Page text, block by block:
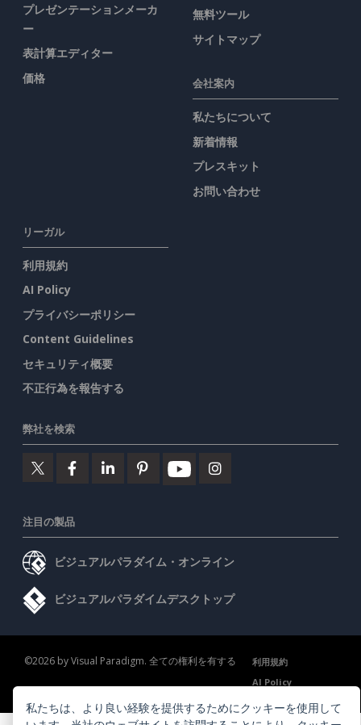
プレゼンテーションメーカ
ー
表計算エディター
価格
無料ツール
サイトマップ
会社案内
私たちについて
新着情報
プレスキット
お問い合わせ
リーガル
利用規約
AI Policy
プライバシーポリシー
Content Guidelines
セキュリティ概要
不正行為を報告する
弊社を検索
注目の製品
ビジュアルパラダイム・オンライン
ビジュアルパラダイムデスクトップ
©2026 by Visual Paradigm. 全ての権利を有する
利用規約
AI Policy
プライバシーポリシー
Content Guidelines セキュリティ概要
私たちは、より良い経験を提供するためにクッキーを使用して